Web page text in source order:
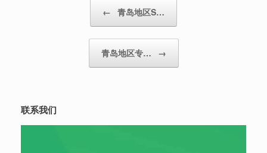
← 青岛地区S…
青岛地区专… →
联系我们